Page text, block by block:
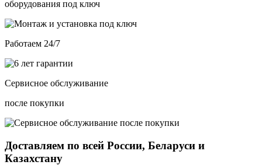
оборудования под ключ
Работаем 24/7
Сервисное обслуживание
после покупки
Доставляем по всей России, Беларуси и
Казахстану